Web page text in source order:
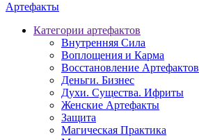
Артефакты
Категории артефактов
Внутренняя Сила
Воплощения и Карма
Восстановление Артефактов
Деньги. Бизнес
Духи. Существа. Ифриты
Женские Артефакты
Защита
Магическая Практика